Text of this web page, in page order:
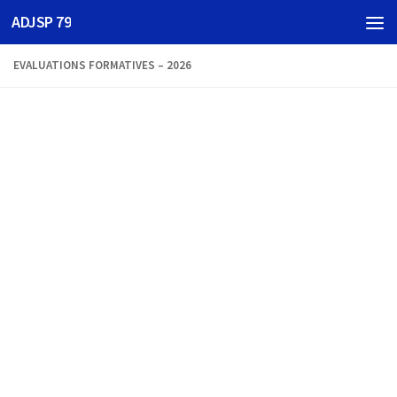
Skip to content
ADJSP 79
EVALUATIONS FORMATIVES – 2026